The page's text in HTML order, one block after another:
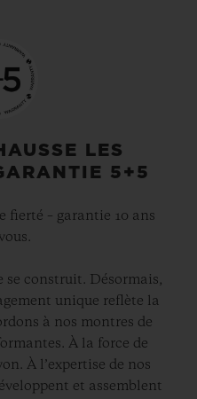
LES
5+5
fierté – garantie 10 ans
construit. Désormais,
unique reflète la
à nos montres de
À la force de
À l’expertise de nos
et assemblent